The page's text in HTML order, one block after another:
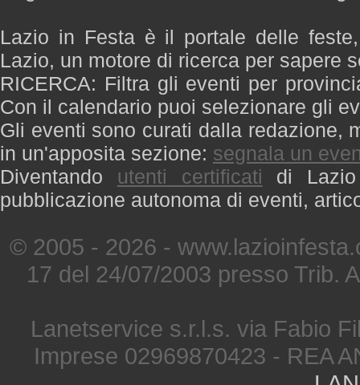
Lazio in Festa è il portale delle
Lazio, un motore di ricerca per sapere
RICERCA: Filtra gli eventi per
Con il calendario puoi selezionare gli
Gli eventi sono curati dalla redazione,
in un'apposita sezione: segnala un
Diventando utenti certificati di
pubblicazione autonoma di eventi,
© 2005 - 2026 -
17 del 24/07/2003 presso Trib.
Lanetservice s.r.l.s. via Fabio
Imprese 02969870423 - REA